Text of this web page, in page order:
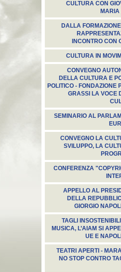
CULTURA CON
MARIA
DALLA
INCONTRO CON
CULTURA IN
CONVEGNO
DELLA CULTURA E
POLITICO - FONDAZIONE
GRASSI LA VOCE
SEMINARIO AL
CONVEGNO LA
SVILUPPO, LA
CONFERENZA
APPELLO AL
DELLA
GIORGIO
TAGLI
MUSICA, L’AIAM SI
UE E
TEATRI APERTI -
NO STOP CONTRO